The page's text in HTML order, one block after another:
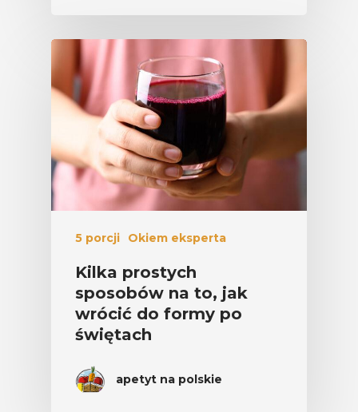
5 porcji Okiem eksperta
Kilka prostych
sposobów na to, jak
wrócić do formy po
świętach
apetyt na polskie